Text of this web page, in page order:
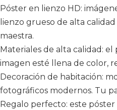
Póster en lienzo HD:
lienzo grueso de alta
maestra.
Materiales de alta calidad:
imagen esté llena de color,
Decoración de habitación:
fotográficos modernos. Tu
Regalo perfecto: este